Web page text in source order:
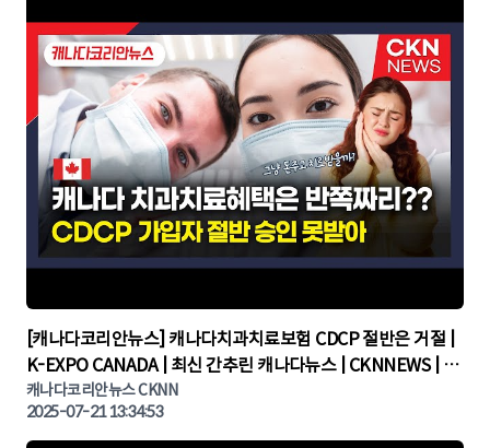
▶
[캐나다코리안뉴스] 캐나다치과치료보험 CDCP 절반은 거절 |
K-EXPO CANADA | 최신 간추린 캐나다뉴스 | CKNNEWS | 캐
나다뉴스 | 토론토뉴스
캐나다코리안뉴스 CKNN
2025-07-21 13:34:53